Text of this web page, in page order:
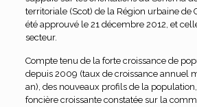
territoriale (Scot) de la Région urbaine de
été approuvé le 21 décembre 2012, et
secteur.
Compte tenu de la forte croissance de
depuis 2009 (taux de croissance annuel
an), des nouveaux profils de la
foncière croissante constatée sur la